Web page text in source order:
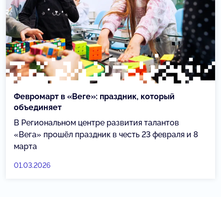
Февромарт в «Веге»: праздник, который
объединяет
В Региональном центре развития талантов
«Вега» прошёл праздник в честь 23 февраля и 8
марта
01.03.2026